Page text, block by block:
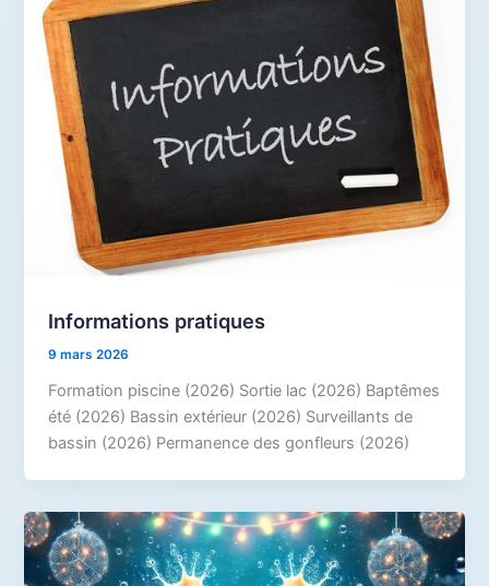
Informations pratiques
9 mars 2026
Formation piscine (2026) Sortie lac (2026) Baptêmes
été (2026) Bassin extérieur (2026) Surveillants de
bassin (2026) Permanence des gonfleurs (2026)